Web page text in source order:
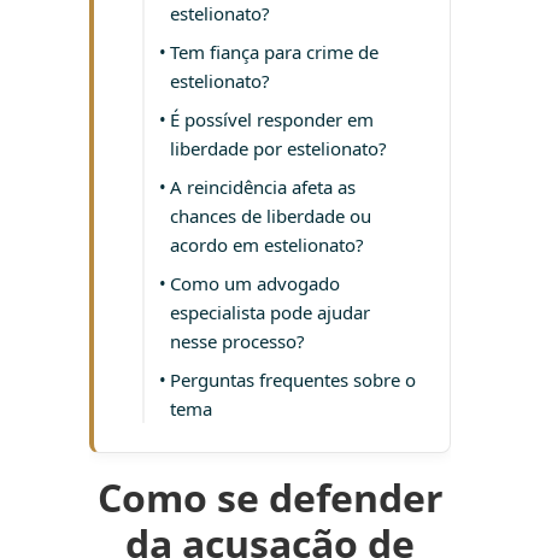
estelionato?
Tem fiança para crime de
estelionato?
É possível responder em
liberdade por estelionato?
A reincidência afeta as
chances de liberdade ou
acordo em estelionato?
Como um advogado
especialista pode ajudar
nesse processo?
Perguntas frequentes sobre o
tema
Como se defender
da acusação de